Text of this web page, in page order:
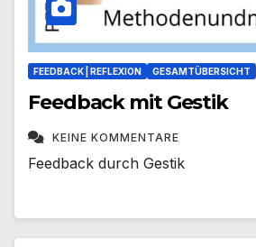
FEEDBACK | REFLEXION GESAMTÜBERSICHT
Feedback mit Gestik
KEINE KOMMENTARE
Feedback durch Gestik